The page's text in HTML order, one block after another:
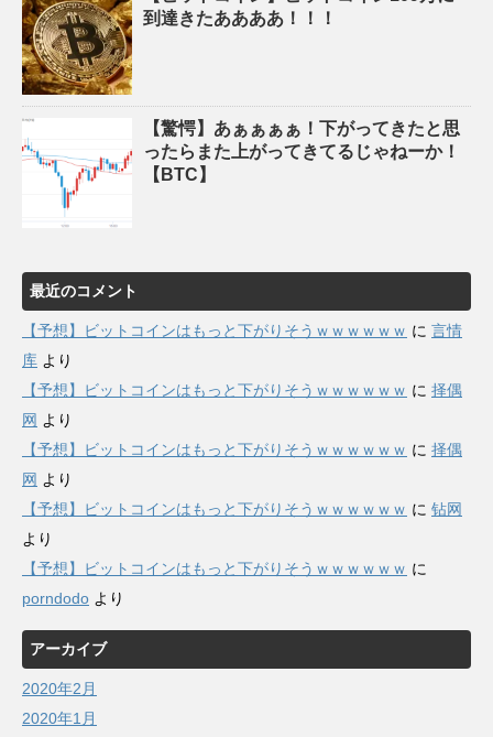
到達きたああああ！！！
【驚愕】あぁぁぁぁ！下がってきたと思
ったらまた上がってきてるじゃねーか！
【BTC】
最近のコメント
【予想】ビットコインはもっと下がりそうｗｗｗｗｗｗ に 言情
库 より
【予想】ビットコインはもっと下がりそうｗｗｗｗｗｗ に 择偶
网 より
【予想】ビットコインはもっと下がりそうｗｗｗｗｗｗ に 择偶
网 より
【予想】ビットコインはもっと下がりそうｗｗｗｗｗｗ に 钻网
より
【予想】ビットコインはもっと下がりそうｗｗｗｗｗｗ に
porndodo より
アーカイブ
2020年2月
2020年1月